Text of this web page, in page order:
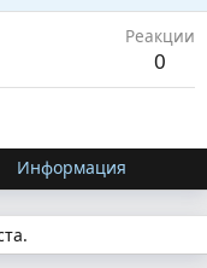
Реакции
0
Информация